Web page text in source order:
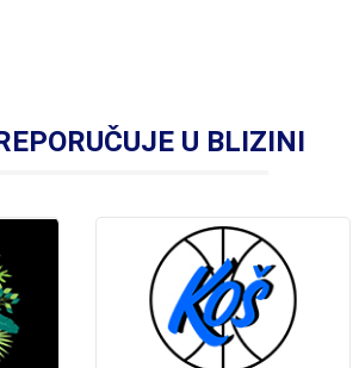
U BLIZINI